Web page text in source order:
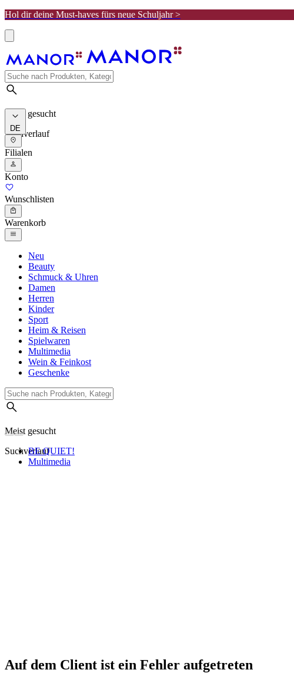
Hol dir deine Must-haves fürs neue Schuljahr >
Meist gesucht
Suchverlauf
DE
Filialen
Konto
Wunschlisten
Warenkorb
Neu
Beauty
Schmuck & Uhren
Damen
Herren
Kinder
Sport
Heim & Reisen
Spielwaren
Multimedia
Wein & Feinkost
Geschenke
Meist gesucht
SuchverlaufBE QUIET!
Multimedia
Auf dem Client ist ein Fehler aufgetreten